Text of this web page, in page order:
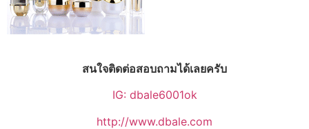
สนใจติดต่อสอบถามได้เลยครับ
IG: dbale6001ok
http://www.dbale.com